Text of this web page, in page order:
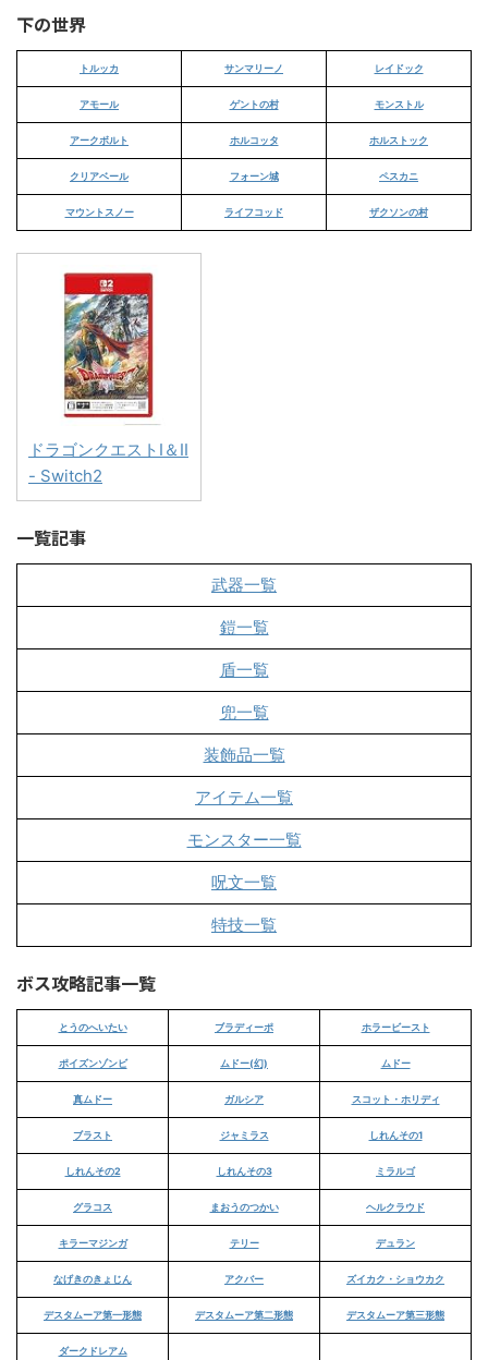
下の世界
トルッカ サンマリーノ レイドック
アモール ゲントの村 モンストル
アークボルト ホルコッタ ホルストック
クリアベール フォーン城 ペスカニ
マウントスノー ライフコッド ザクソンの村
ドラゴンクエストI＆II
- Switch2
一覧記事
武器一覧
鎧一覧
盾一覧
兜一覧
装飾品一覧
アイテム一覧
モンスター一覧
呪文一覧
特技一覧
ボス攻略記事一覧
とうのへいたい ブラディーポ ホラービースト
ポイズンゾンビ ムドー(幻) ムドー
真ムドー ガルシア スコット・ホリディ
ブラスト ジャミラス しれんその1
しれんその2 しれんその3 ミラルゴ
グラコス まおうのつかい ヘルクラウド
キラーマジンガ テリー デュラン
なげきのきょじん アクバー ズイカク・ショウカク
デスタムーア第一形態 デスタムーア第二形態 デスタムーア第三形態
ダークドレアム